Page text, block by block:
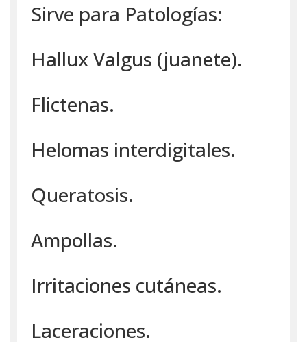
Sirve para Patologías:
Hallux Valgus (juanete).
Flictenas.
Helomas interdigitales.
Queratosis.
Ampollas.
Irritaciones cutáneas.
Laceraciones.